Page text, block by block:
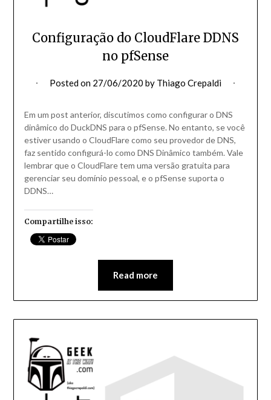
Configuração do CloudFlare DDNS
no pfSense
Posted on 27/06/2020 by Thiago Crepaldi
Em um post anterior, discutimos como configurar o DNS
dinâmico do DuckDNS para o pfSense. No entanto, se você
estiver usando o CloudFlare como seu provedor de DNS,
faz sentido configurá-lo como DNS Dinâmico também. Vale
lembrar que o CloudFlare tem uma versão gratuita para
gerenciar seu domínio pessoal, e o pfSense suporta o
DDNS…
Compartilhe isso:
Read more